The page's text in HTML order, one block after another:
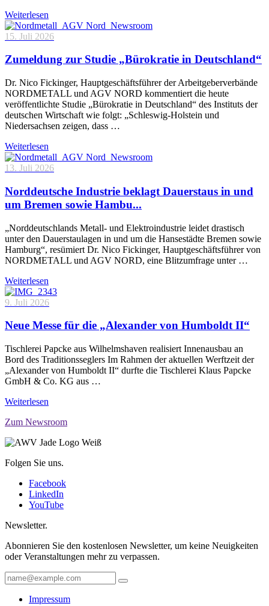
Weiterlesen
15. Juli 2026
Zumeldung zur Studie „Bürokratie in Deutschland“
Dr. Nico Fickinger, Hauptgeschäftsführer der Arbeitgeberverbände
NORDMETALL und AGV NORD kommentiert die heute
veröffentlichte Studie „Bürokratie in Deutschland“ des Instituts der
deutschen Wirtschaft wie folgt: „Schleswig-Holstein und
Niedersachsen zeigen, dass …
Weiterlesen
13. Juli 2026
Norddeutsche Industrie beklagt Dauerstaus in und
um Bremen sowie Hambu...
„Norddeutschlands Metall- und Elektroindustrie leidet drastisch
unter den Dauerstaulagen in und um die Hansestädte Bremen sowie
Hamburg“, resümiert Dr. Nico Fickinger, Hauptgeschäftsführer von
NORDMETALL und AGV NORD, eine Blitzumfrage unter …
Weiterlesen
9. Juli 2026
Neue Messe für die „Alexander von Humboldt II“
Tischlerei Papcke aus Wilhelmshaven realisiert Innenausbau an
Bord des Traditionsseglers Im Rahmen der aktuellen Werftzeit der
„Alexander von Humboldt II“ durfte die Tischlerei Klaus Papcke
GmbH & Co. KG aus …
Weiterlesen
Zum Newsroom
Folgen Sie uns.
Facebook
LinkedIn
YouTube
Newsletter.
Abonnieren Sie den kostenlosen Newsletter, um keine Neuigkeiten
oder Veranstaltungen mehr zu verpassen.
Impressum